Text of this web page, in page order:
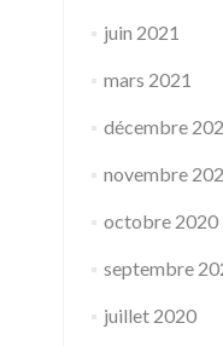
juin 2021
mars 2021
décembre
novembre
octobre 2020
septembre
juillet 2020